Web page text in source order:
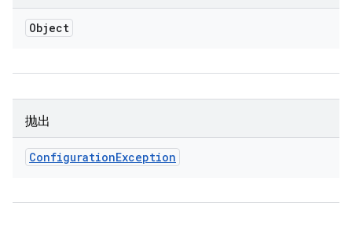
Object
抛出
ConfigurationException